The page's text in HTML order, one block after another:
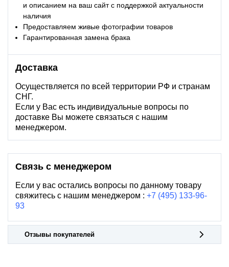
и описанием на ваш сайт с поддержкой актуальности
наличия
Предоставляем живые фотографии товаров
Гарантированная замена брака
Доставка
Осуществляется по всей территории РФ и странам
СНГ.
Если у Вас есть индивидуальные вопросы по
доставке Вы можете связаться с нашим
менеджером.
Связь с менеджером
Если у вас остались вопросы по данному товару
свяжитесь с нашим менеджером : +7 (495) 133-96-
93
Отзывы покупателей